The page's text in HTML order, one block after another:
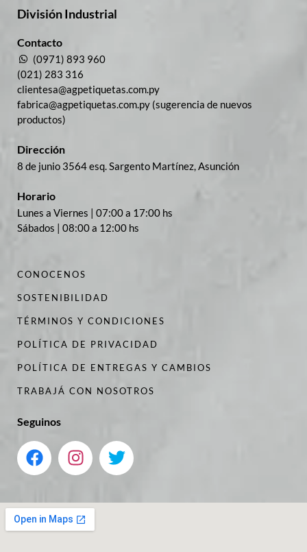
División Industrial​
Contacto
(0971) 893 960
(021) 283 316
clientesa@agpetiquetas.com.py
fabrica@agpetiquetas.com.py (sugerencia de nuevos
productos)
Dirección
8 de junio 3564 esq. Sargento Martínez, Asunción
Horario
Lunes a Viernes | 07:00 a 17:00 hs
Sábados | 08:00 a 12:00 hs
CONOCENOS
SOSTENIBILIDAD
TÉRMINOS Y CONDICIONES
POLÍTICA DE PRIVACIDAD
POLÍTICA DE ENTREGAS Y CAMBIOS
TRABAJÁ CON NOSOTROS
Seguinos